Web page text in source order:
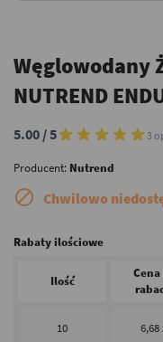
Węglowodany
NUTREND
5.00 / 5 3
Producent: Nutrend
 Chwilowo
Rabaty ilościowe
Ilość
10 6,68